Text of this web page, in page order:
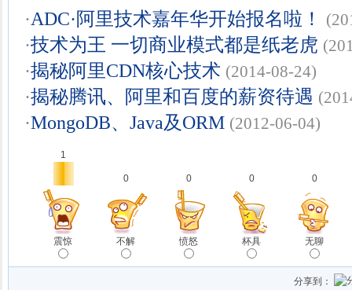
·ADC·阿里技术嘉年华开始报名啦！
·技术为王 一切商业模式都是纸老虎
·揭秘阿里CDN核心技术 (2014-08-24)
·揭秘腾讯、阿里和百度的薪资待遇
·MongoDB、Java及ORM (2012-06-04)
1
震惊
0
不解
0
愤怒
0
杯具
0
无聊
分享到：